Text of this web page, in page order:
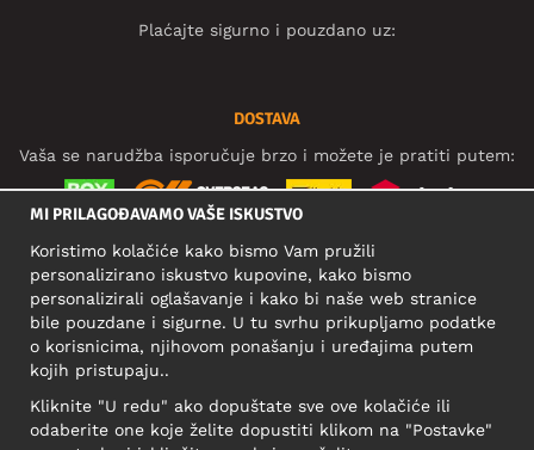
Plaćajte sigurno i pouzdano uz:
DOSTAVA
Vaša se narudžba isporučuje brzo i možete je pratiti putem:
DRUŠTVENE MREŽE
POSLOVNA ADRESA
Narva mnt 5, EE-10117 Tallinn
Reg: 12356245
MI PRILAGOĐAVAMO VAŠE ISKUSTVO
Koristimo kolačiće kako bismo Vam pružili
personalizirano iskustvo kupovine, kako bismo
personalizirali oglašavanje i kako bi naše web stranice
bile pouzdane i sigurne. U tu svrhu prikupljamo podatke
o korisnicima, njihovom ponašanju i uređajima putem
kojih pristupaju..
Kliknite "U redu" ako dopuštate sve ove kolačiće ili
odaberite one koje želite dopustiti klikom na "Postavke"